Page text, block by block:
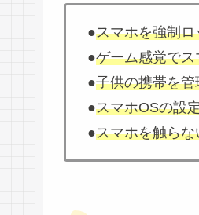
●スマホを強制
●ゲーム感覚で
●子供の携帯を
●スマホOSの設
●スマホを触ら